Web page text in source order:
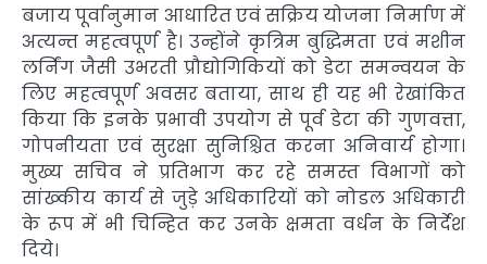
बजाय पूर्वानुमान आधारित एवं सक्रिय योजना निर्माण में
अत्यन्त महत्वपूर्ण है। उन्होंने कृत्रिम बुद्धिमता एवं मशीन
लर्निंग जैसी उभरती प्रौद्योगिकियों को डेटा समन्वयन के
लिए महत्वपूर्ण अवसर बताया, साथ ही यह भी रेखांकित
किया कि इनके प्रभावी उपयोग से पूर्व डेटा की गुणवत्ता,
गोपनीयता एवं सुरक्षा सुनिश्चित करना अनिवार्य होगा।
मुख्य सचिव ने प्रतिभाग कर रहे समस्त विभागों को
सांख्कीय कार्य से जुड़े अधिकारियों को नोडल अधिकारी
के रूप में भी चिन्हित कर उनके क्षमता वर्धन के निर्देश
दिये।